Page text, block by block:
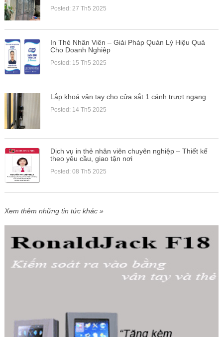
Posted: 27 Th5 2025
In Thẻ Nhân Viên – Giải Pháp Quản Lý Hiệu Quả
Cho Doanh Nghiệp
Posted: 15 Th5 2025
Lắp khoá vân tay cho cửa sắt 1 cánh trượt ngang
Posted: 14 Th5 2025
Dịch vụ in thẻ nhân viên chuyên nghiệp – Thiết kế
theo yêu cầu, giao tận nơi
Posted: 08 Th5 2025
Xem thêm những tin tức khác »